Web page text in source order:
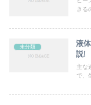
きる
未分類
液
説!
主な
で、